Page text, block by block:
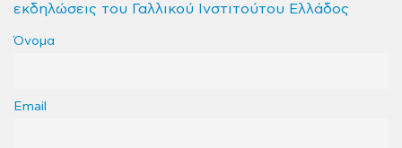
εκδηλώσεις του Γαλλικού Ινστιτούτου Ελλάδος
Όνομα
Email